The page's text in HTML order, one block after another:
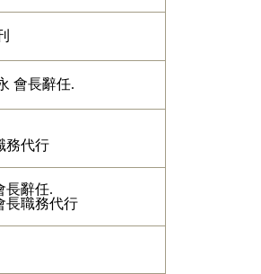
會長辭任.
務代行
長辭任.
長職務代行